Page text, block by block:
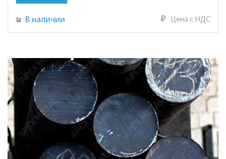
В наличии ₽ Цена с НДС